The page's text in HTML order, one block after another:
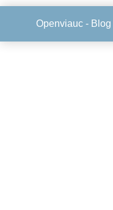
Openviauc - Blog